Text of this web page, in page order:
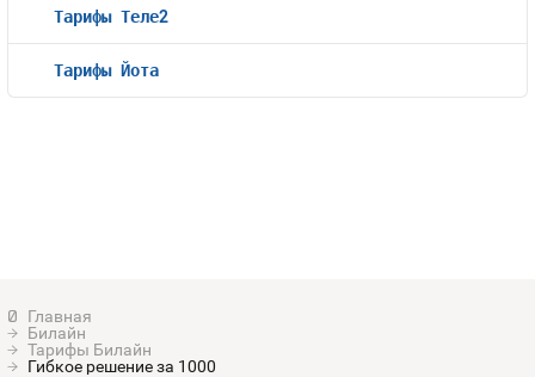
Билайн
Тарифы Билайн
Гибкое решение за 1000
Тарифы Теле2
Тарифы Йота